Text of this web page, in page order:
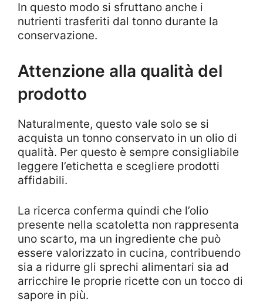
In questo modo si sfruttano anche i
nutrienti trasferiti dal tonno durante la
conservazione.
Attenzione alla qualità del
prodotto
Naturalmente, questo vale solo se si
acquista un tonno conservato in un olio di
qualità. Per questo è sempre consigliabile
leggere l’etichetta e scegliere prodotti
affidabili.
La ricerca conferma quindi che l’olio
presente nella scatoletta non rappresenta
uno scarto, ma un ingrediente che può
essere valorizzato in cucina, contribuendo
sia a ridurre gli sprechi alimentari sia ad
arricchire le proprie ricette con un tocco di
sapore in più.